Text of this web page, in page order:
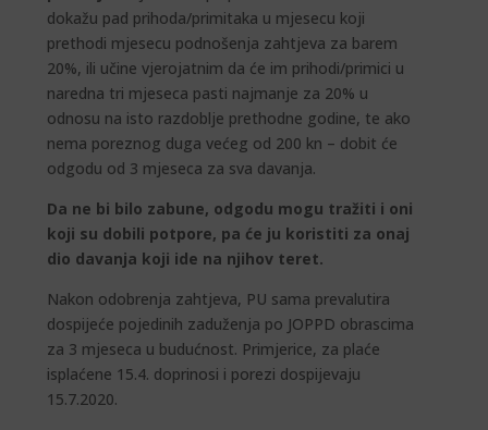
dokažu pad prihoda/primitaka u mjesecu koji
prethodi mjesecu podnošenja zahtjeva za barem
20%, ili učine vjerojatnim da će im prihodi/primici u
naredna tri mjeseca pasti najmanje za 20% u
odnosu na isto razdoblje prethodne godine, te ako
nema poreznog duga većeg od 200 kn – dobit će
odgodu od 3 mjeseca za sva davanja.
Da ne bi bilo zabune, odgodu mogu tražiti i oni
koji su dobili potpore, pa će ju koristiti za onaj
dio davanja koji ide na njihov teret.
Nakon odobrenja zahtjeva, PU sama prevalutira
dospijeće pojedinih zaduženja po JOPPD obrascima
za 3 mjeseca u budućnost. Primjerice, za plaće
isplaćene 15.4. doprinosi i porezi dospijevaju
15.7.2020.